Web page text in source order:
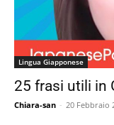
Lingua Giapponese
25 frasi utili in
Chiara-san - 20 Febbraio